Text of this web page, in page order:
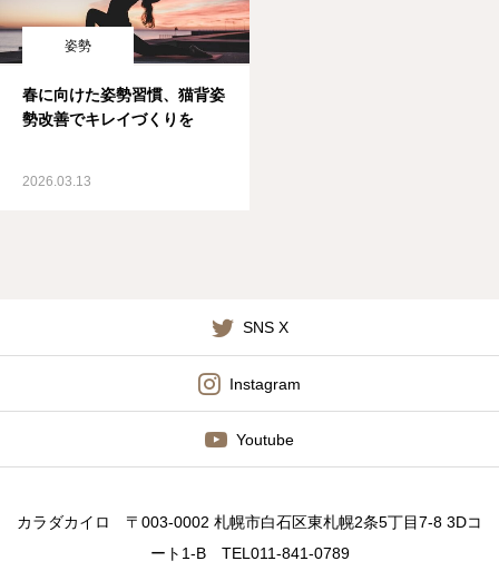
姿勢
春に向けた姿勢習慣、猫背姿
勢改善でキレイづくりを
2026.03.13
SNS X
Instagram
Youtube
カラダカイロ 〒003-0002 札幌市白石区東札幌2条5丁目7-8 3Dコ
ート1-B TEL011-841-0789